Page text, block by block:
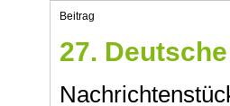
Beitrag
27.